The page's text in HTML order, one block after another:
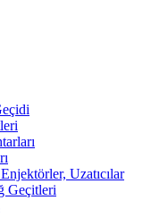
Uzatıcılar
Geçitleri